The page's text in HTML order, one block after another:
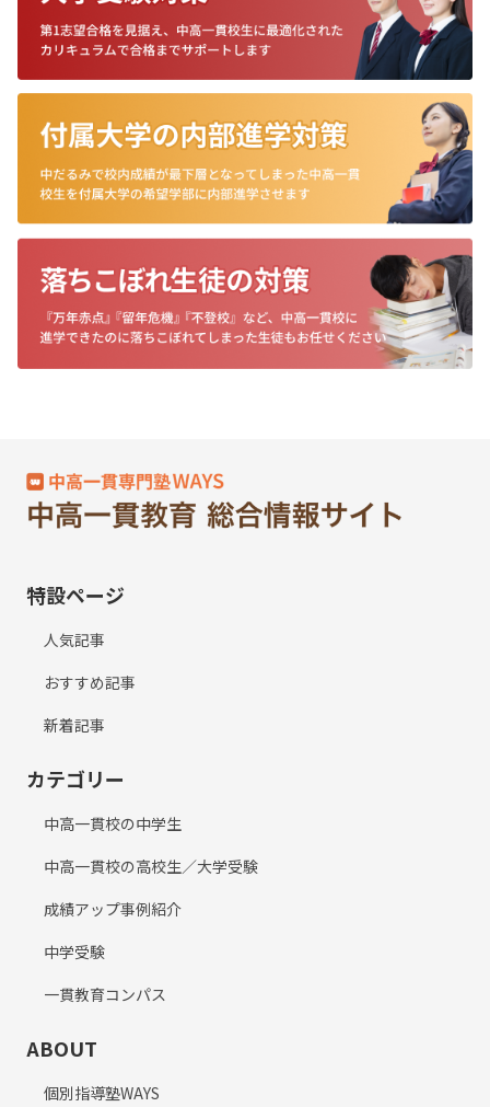
特設ページ
人気記事
おすすめ記事
新着記事
カテゴリー
中高一貫校の中学生
中高一貫校の高校生／大学受験
成績アップ事例紹介
中学受験
一貫教育コンパス
ABOUT
個別指導塾WAYS